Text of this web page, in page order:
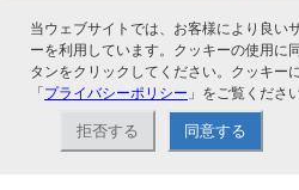
当ウェブサイトでは、お客様により良い
ーを利用しています。クッキーの使用に
タンをクリックしてください。クッキー
「プライバシーポリシー 」をご覧ください
拒否する 同意する